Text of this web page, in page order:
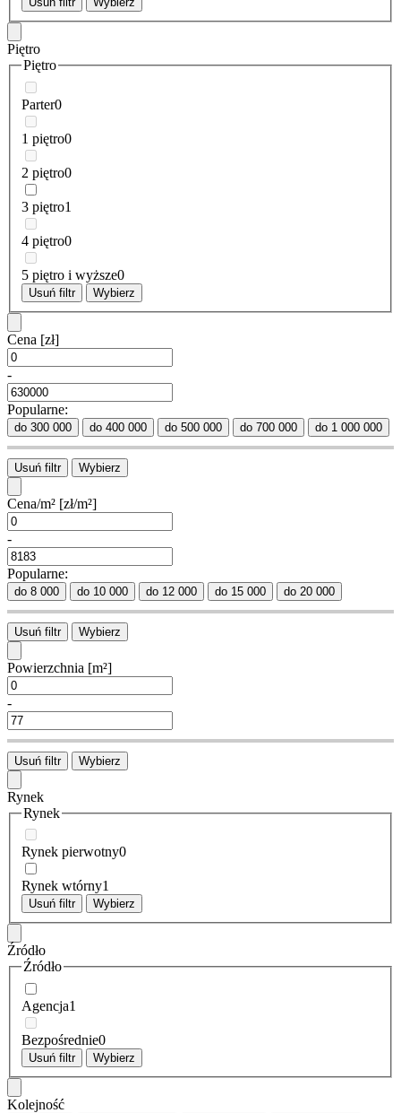
Piętro
Piętro
Parter0
1 piętro0
2 piętro0
3 piętro1
4 piętro0
5 piętro i wyższe0
Usuń filtr Wybierz
Cena [zł]
-
Popularne:
do 300 000 do 400 000 do 500 000 do 700 000 do 1 000 000
Usuń filtr Wybierz
Cena/m² [zł/m²]
-
Popularne:
do 8 000 do 10 000 do 12 000 do 15 000 do 20 000
Usuń filtr Wybierz
Powierzchnia [m²]
-
Usuń filtr Wybierz
Rynek
Rynek
Rynek pierwotny0
Rynek wtórny1
Usuń filtr Wybierz
Źródło
Źródło
Agencja1
Bezpośrednie0
Usuń filtr Wybierz
Kolejność